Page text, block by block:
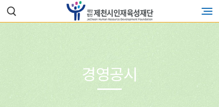
경영공시